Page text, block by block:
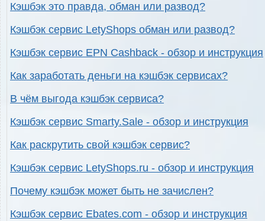
Кэшбэк это правда, обман или развод?
Кэшбэк сервис LetyShops обман или развод?
Кэшбэк сервис EPN Cashback - обзор и инструкция
Как заработать деньги на кэшбэк сервисах?
В чём выгода кэшбэк сервиса?
Кэшбэк сервис Smarty.Sale - обзор и инструкция
Как раскрутить свой кэшбэк сервис?
Кэшбэк сервис LetyShops.ru - обзор и инструкция
Почему кэшбэк может быть не зачислен?
Кэшбэк сервис Ebates.com - обзор и инструкция